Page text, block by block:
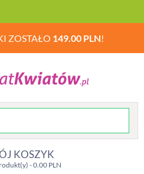
ZOSTAŁO 149.00 PLN!
KOSZYK
-0.00PLN